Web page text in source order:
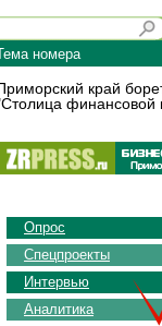
номера
край
финансовой
Опрос
Спецпроекты
Интервью
Аналитика